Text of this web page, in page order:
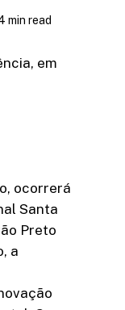
min read
em
ocorrerá
Santa
Preto
a